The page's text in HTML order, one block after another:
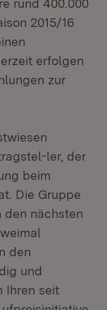
rund 400.000
2015/16
erfolgen
zur
ler, der
beim
Die Gruppe
den nächsten
den
und
Ihren seit